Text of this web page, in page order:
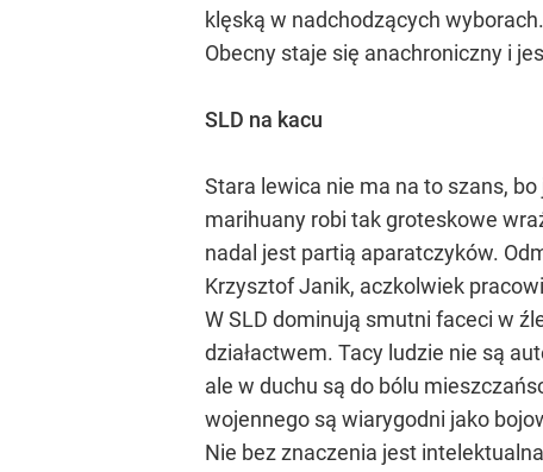
klęską w nadchodzących
Obecny staje się anachroniczny i
SLD na kacu
Stara lewica nie ma na to szans,
marihuany robi tak groteskowe
nadal jest partią aparatczyków.
Krzysztof Janik, aczkolwiek
W SLD dominują smutni faceci w
działactwem. Tacy ludzie nie są
ale w duchu są do bólu
wojennego są wiarygodni jako
Nie bez znaczenia jest